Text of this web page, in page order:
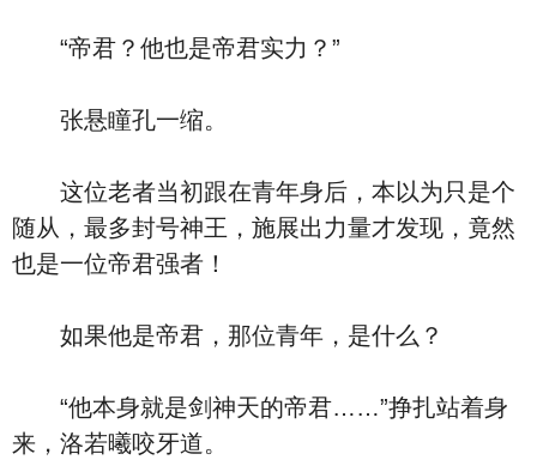
“帝君？他也是帝君实力？”
张悬瞳孔一缩。
这位老者当初跟在青年身后，本以为只是个
随从，最多封号神王，施展出力量才发现，竟然
也是一位帝君强者！
如果他是帝君，那位青年，是什么？
“他本身就是剑神天的帝君……”挣扎站着身
来，洛若曦咬牙道。